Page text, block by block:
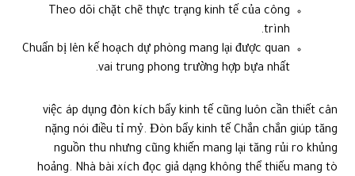
Theo dõi chặt chẽ thực trạng kinh tế của công
trình.
Chuẩn bị lên kế hoạch dự phòng mang lại được quan
vai trung phong trường hợp bựa nhất.
việc áp dụng đòn kích bẩy kinh tế cũng luôn cần thiết cân
nặng nói điều tỉ mỷ. Đòn bẩy kinh tế Chắn chắn giúp tăng
nguồn thu nhưng cũng khiến mang lại tăng rủi ro khủng
hoảng. Nhà bài xích đọc giả dạng không thể thiếu mang tò